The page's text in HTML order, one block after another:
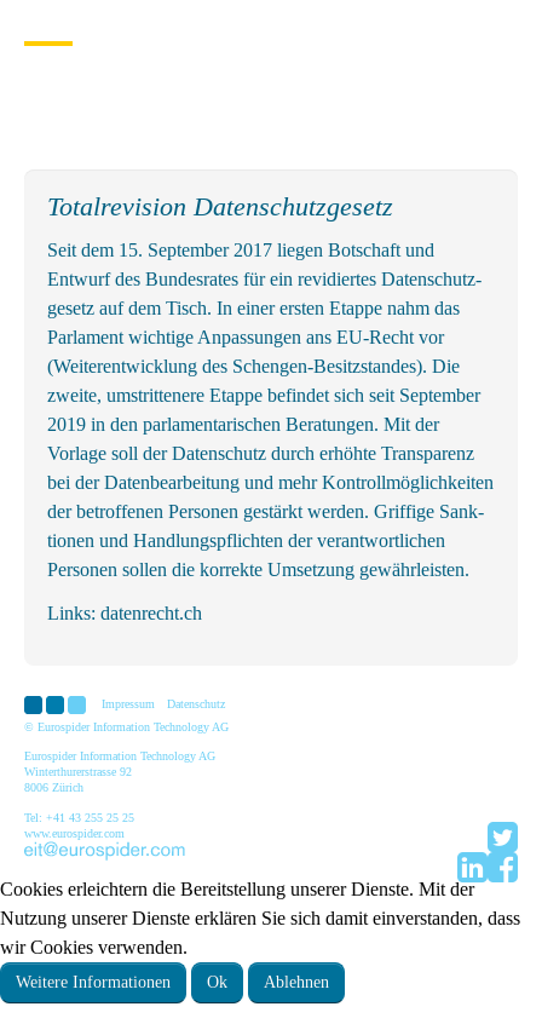
Totalrevision Datenschutzgesetz
Seit dem 15. September 2017 liegen Botschaft und
Entwurf des Bundes­rates für ein revidiertes Daten­schutz­
gesetz auf dem Tisch. In einer ersten Etappe nahm das
Parlament wichtige An­passungen ans EU-Recht vor
(Weiter­entwicklung des Schengen-Besitz­standes). Die
zweite, um­strittenere Etappe befindet sich seit September
2019 in den parlamentarischen Beratungen. Mit der
Vorlage soll der Datenschutz durch erhöhte Transparenz
bei der Datenbearbeitung und mehr Kontrollmöglichkeiten
der betroffenen Personen gestärkt werden. Griffige Sank­
tionen und Handlungs­pflichten der ver­ant­wortl­ichen
Personen sollen die korrekte Um­setzung gewähr­leisten.
Links: datenrecht.ch
Impressum
Datenschutz
© Eurospider Information Technology AG
Eurospider Information Technology AG
Winterthurerstrasse 92
8006 Zürich
Tel: +41 43 255 25 25
www.eurospider.com
Cookies erleichtern die Bereitstellung unserer Dienste. Mit der
Nutzung unserer Dienste erklären Sie sich damit einverstanden, dass
wir Cookies verwenden.
Weitere Informationen Ok Ablehnen